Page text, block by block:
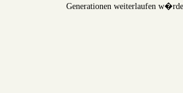
Generationen weiterlaufen